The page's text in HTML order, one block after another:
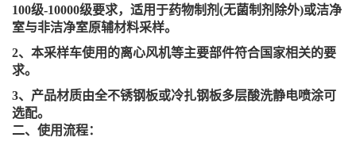
100级-10000级要求，适用于药物制剂(无菌制剂除外)或洁净
室与非洁净室原辅材料采样。
2、本采样车使用的离心风机等主要部件符合国家相关的要
求。
3、产品材质由全不锈钢板或冷扎钢板多层酸洗静电喷涂可
选配。
二、使用流程：